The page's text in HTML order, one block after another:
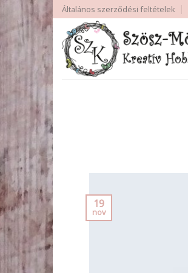
Skip
to
content
Általános szerződési feltételek
19
nov